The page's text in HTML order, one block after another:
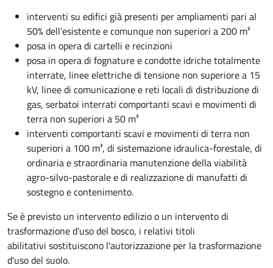
interventi su edifici già presenti per ampliamenti pari al
50% dell’esistente e comunque non superiori a 200 m²
posa in opera di cartelli e recinzioni
posa in opera di fognature e condotte idriche totalmente
interrate, linee elettriche di tensione non superiore a 15
kV, linee di comunicazione e reti locali di distribuzione di
gas, serbatoi interrati comportanti scavi e movimenti di
terra non superiori a 50 m³
interventi comportanti scavi e movimenti di terra non
superiori a 100 m³, di sistemazione idraulica-forestale, di
ordinaria e straordinaria manutenzione della viabilità
agro-silvo-pastorale e di realizzazione di manufatti di
sostegno e contenimento.
Se è previsto un intervento edilizio o un intervento di
trasformazione d'uso del bosco, i relativi titoli
abilitativi sostituiscono l'autorizzazione per la trasformazione
d'uso del suolo.